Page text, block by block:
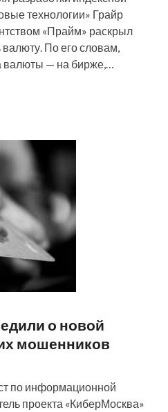
технологии» Грайр
«Прайм» раскрыл
По его словам,
валюты — на бирже,…
о новой
мошенников
по информационной
проекта «КиберМосква»